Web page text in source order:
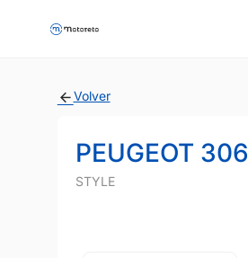
Volver
PEUGEOT 306
STYLE